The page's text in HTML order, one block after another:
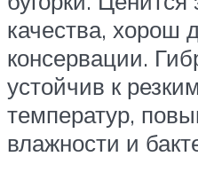
качества, хорош
консервации.
устойчив к
температур,
влажности и